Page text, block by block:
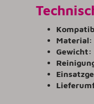
Material:
Gewicht: